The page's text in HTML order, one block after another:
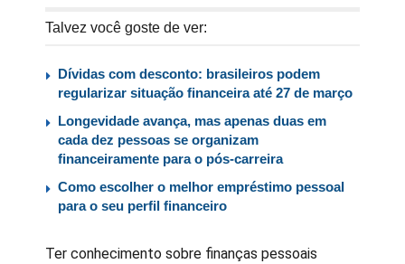
Talvez você goste de ver:
Dívidas com desconto: brasileiros podem
regularizar situação financeira até 27 de março
Longevidade avança, mas apenas duas em
cada dez pessoas se organizam
financeiramente para o pós-carreira
Como escolher o melhor empréstimo pessoal
para o seu perfil financeiro
Ter conhecimento sobre finanças pessoais